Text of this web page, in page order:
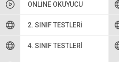
ONLINE OKUYUCU
2. SINIF TESTLERI
4. SINIF TESTLERI